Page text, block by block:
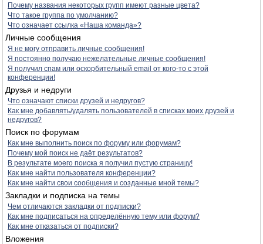
Почему названия некоторых групп имеют разные цвета?
Что такое группа по умолчанию?
Что означает ссылка «Наша команда»?
Личные сообщения
Я не могу отправить личные сообщения!
Я постоянно получаю нежелательные личные сообщения!
Я получил спам или оскорбительный email от кого-то с этой
конференции!
Друзья и недруги
Что означают списки друзей и недругов?
Как мне добавлять/удалять пользователей в списках моих друзей и
недругов?
Поиск по форумам
Как мне выполнить поиск по форуму или форумам?
Почему мой поиск не даёт результатов?
В результате моего поиска я получил пустую страницу!
Как мне найти пользователя конференции?
Как мне найти свои сообщения и созданные мной темы?
Закладки и подписка на темы
Чем отличаются закладки от подписки?
Как мне подписаться на определённую тему или форум?
Как мне отказаться от подписки?
Вложения